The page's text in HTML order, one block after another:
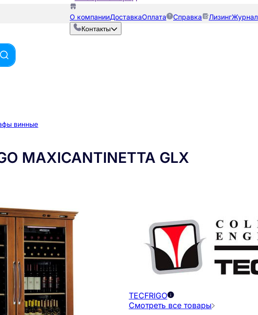
О компанииДоставкаОплата Справка ЛизингЖурнал
Контакты
винные
MAXICANTINETTA GLX
TECFRIGO
Смотреть все товары